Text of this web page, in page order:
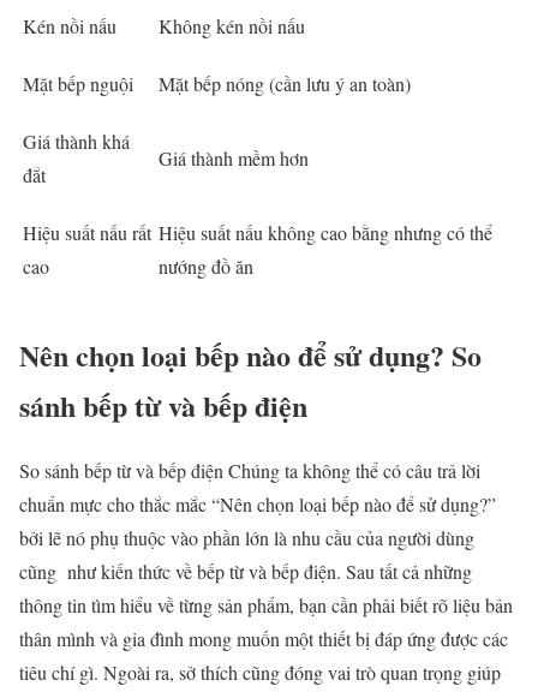
Kén nồi nấu Không kén nồi nấu
Mặt bếp nguội Mặt bếp nóng (cần lưu ý an toàn)
Giá thành khá
đắt
Giá thành mềm hơn
Hiệu suất nấu rất
cao
Hiệu suất nấu không cao bằng nhưng có thể
nướng đồ ăn
Nên chọn loại bếp nào để sử dụng? So
sánh bếp từ và bếp điện
So sánh bếp từ và bếp điện Chúng ta không thể có câu trả lời
chuẩn mực cho thắc mắc “Nên chọn loại bếp nào để sử dụng?”
bởi lẽ nó phụ thuộc vào phần lớn là nhu cầu của người dùng
cũng như kiến thức về bếp từ và bếp điện. Sau tất cả những
thông tin tìm hiểu về từng sản phẩm, bạn cần phải biết rõ liệu bản
thân mình và gia đình mong muốn một thiết bị đáp ứng được các
tiêu chí gì. Ngoài ra, sở thích cũng đóng vai trò quan trọng giúp